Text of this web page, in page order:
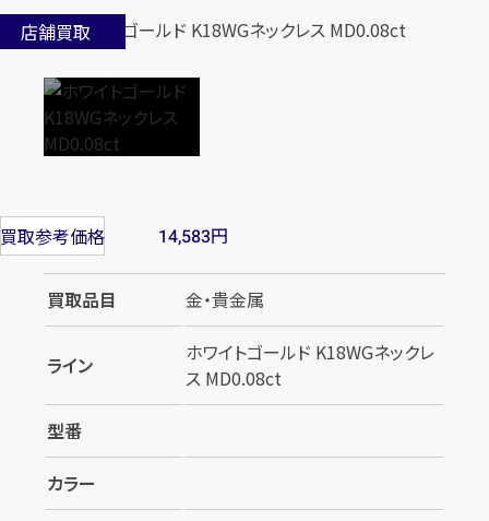
店舗買取
買取参考価格 14,583円
買取品目 金・貴金属
ライン
ホワイトゴールド K18WGネックレ
ス MD0.08ct
型番
カラー